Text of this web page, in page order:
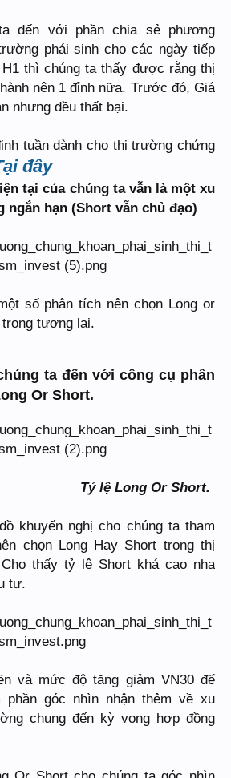
đến với phần chia sẻ phương
phái sinh cho các ngày tiếp
thì chúng ta thấy được rằng thị
nên 1 đỉnh nữa. Trước đó, Giá
nhưng đều thất bại.
tuần dành cho thị trường chứng
đây
tại của chúng ta vẫn là một xu
hạn (Short vẫn chủ đạo)
số phân tích nên chọn Long or
tương lai.
ta đến với công cụ phân
Or Short.
Tỷ lệ Long Or Short.
khuyến nghị cho chúng ta tham
chọn Long Hay Short trong thị
thấy tỷ lệ Short khá cao nha
tư.
và mức độ tăng giảm VN30 để
phần góc nhìn nhận thêm về xu
chung đến kỳ vọng hợp đồng